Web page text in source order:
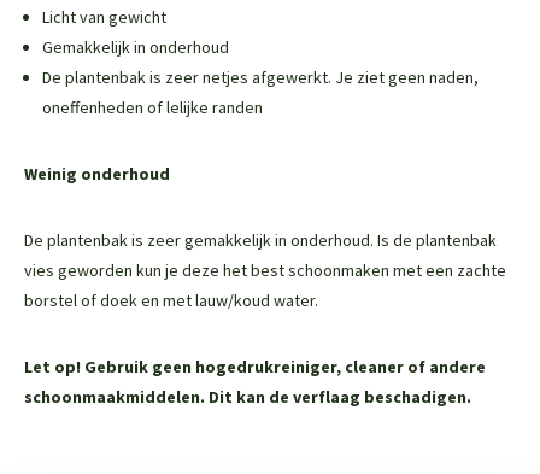
Licht van gewicht
Gemakkelijk in onderhoud
De plantenbak is zeer netjes afgewerkt. Je ziet geen naden,
oneffenheden of lelijke randen
Weinig onderhoud
De plantenbak is zeer gemakkelijk in onderhoud. Is de plantenbak
vies geworden kun je deze het best schoonmaken met een zachte
borstel of doek en met lauw/koud water.
Let op! Gebruik geen hogedrukreiniger, cleaner of andere
schoonmaakmiddelen. Dit kan de verflaag beschadigen.